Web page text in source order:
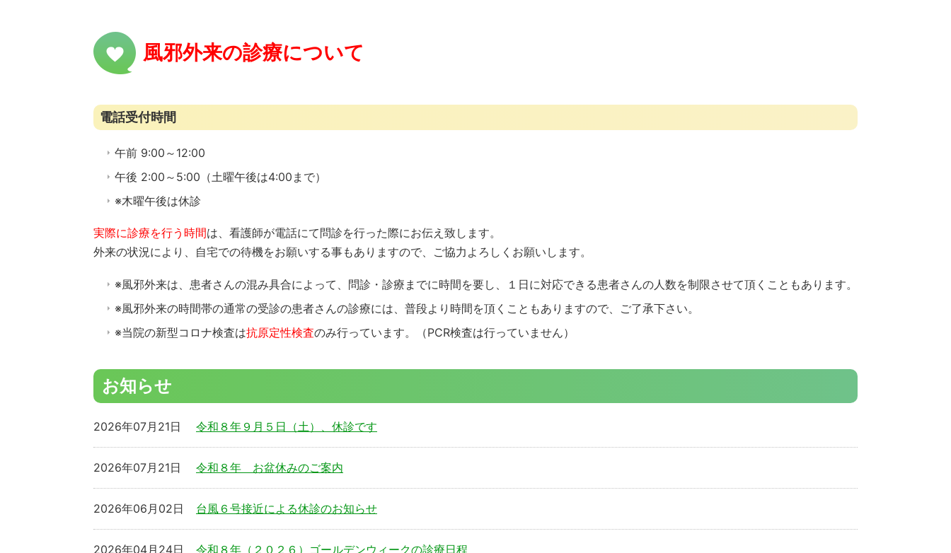
風邪外来の診療について
電話受付時間
午前 9:00～12:00
午後 2:00～5:00（土曜午後は4:00まで）
※木曜午後は休診
実際に診療を行う時間は、看護師が電話にて問診を行った際にお伝え致します。
外来の状況により、自宅での待機をお願いする事もありますので、ご協力よろしくお願いします。
※風邪外来は、患者さんの混み具合によって、問診・診療までに時間を要し、１日に対応できる患者さんの人数を制限させて頂くこともあります。
※風邪外来の時間帯の通常の受診の患者さんの診療には、普段より時間を頂くこともありますので、ご了承下さい。
※当院の新型コロナ検査は抗原定性検査のみ行っています。（PCR検査は行っていません）
お知らせ
令和８年９月５日（土）、休診です
2026年07月21日
令和８年 お盆休みのご案内
2026年07月21日
台風６号接近による休診のお知らせ
2026年06月02日
令和８年（２０２６）ゴールデンウィークの診療日程
2026年04月24日